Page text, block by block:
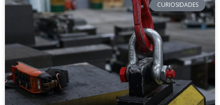
CURIOSIDADES